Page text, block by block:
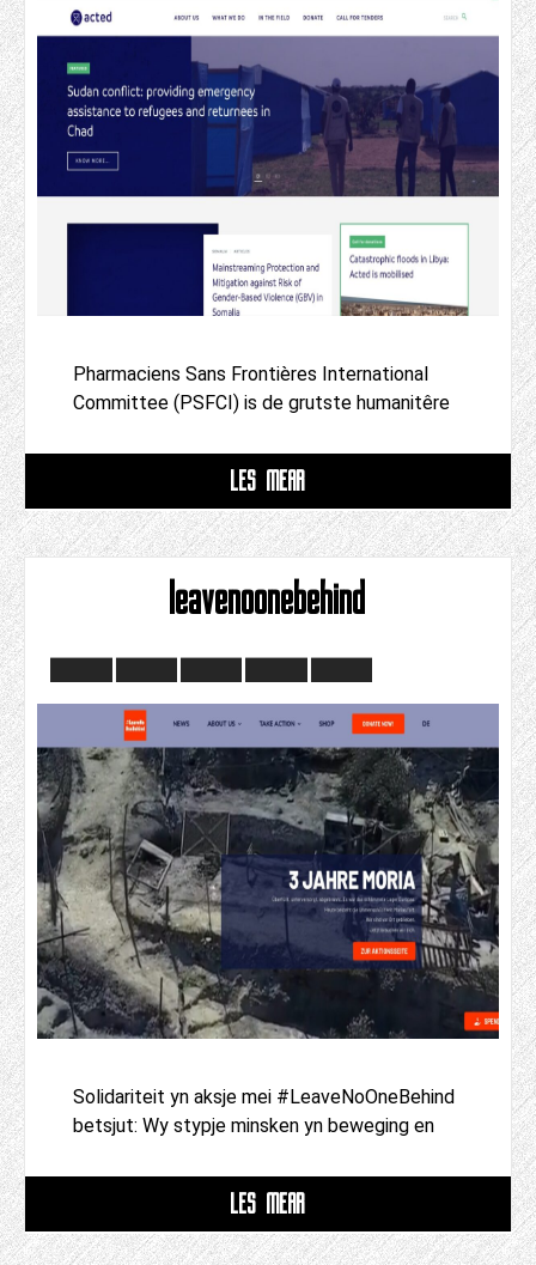
Pharmaciens Sans Frontières International
Committee (PSFCI) is de grutste humanitêre
LÊS MEAR
leavenoonebehind
Solidariteit yn aksje mei #LeaveNoOneBehind
betsjut: Wy stypje minsken yn beweging en
LÊS MEAR